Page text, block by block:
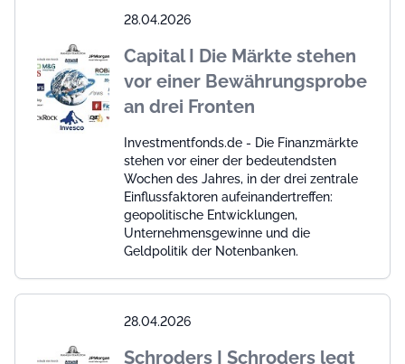
28.04.2026
Capital I Die Märkte stehen
vor einer Bewährungsprobe
an drei Fronten
Investmentfonds.de - Die Finanzmärkte
stehen vor einer der bedeutendsten
Wochen des Jahres, in der drei zentrale
Einflussfaktoren aufeinandertreffen:
geopolitische Entwicklungen,
Unternehmensgewinne und die
Geldpolitik der Notenbanken.
28.04.2026
Schroders I Schroders legt